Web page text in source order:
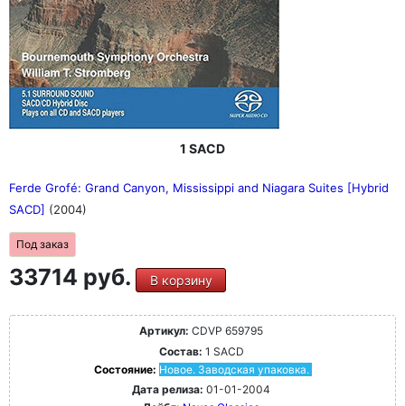
1 SACD
Ferde Grofé: Grand Canyon, Mississippi and Niagara Suites [Hybrid
SACD] (2004)
Под заказ
33714 руб. В корзину
Артикул: CDVP 659795
Состав: 1 SACD
Состояние: Новое. Заводская упаковка.
Дата релиза: 01-01-2004